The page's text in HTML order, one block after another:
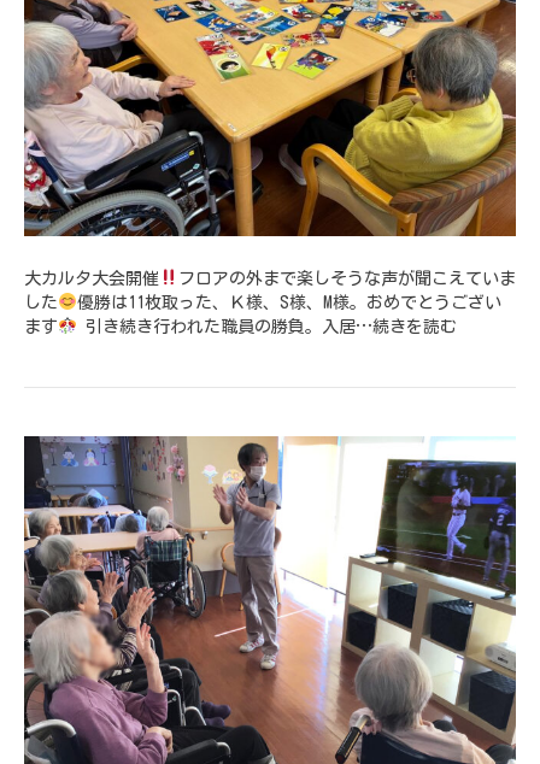
大カルタ大会開催
フロアの外まで楽しそうな声が聞こえていま
した
優勝は11枚取った、Ｋ様、S様、M様。おめでとうござい
ます
引き続き行われた職員の勝負。入居…続きを読む